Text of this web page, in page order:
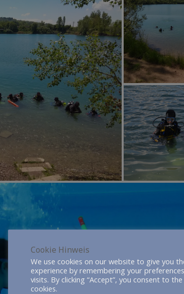
Cookie Hinweis
We use cookies on our website to give you
experience by remembering your
visits. By clicking “Accept”, you consent to
cookies.